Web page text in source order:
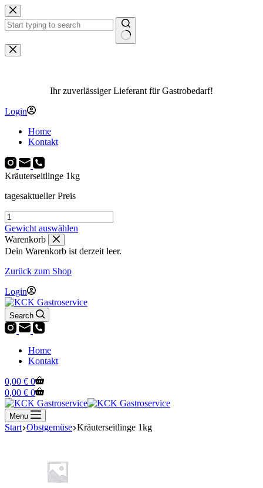
Zum
Inhalt
springen
Keine
Ergebnisse
Ihr zuverlässiger Lieferant für Gastrobedarf!
Login
Home
Kontakt
Kräuterseitlinge 1kg
tagesaktueller Preis
Kräuterseitlinge
1kg
Menge
Gewicht auswählen
Warenkorb
Dein Warenkorb ist derzeit leer.
Zurück zum Shop
Login
Search
Home
Kontakt
Warenkorb
0,00 € 0
Warenkorb
0,00 € 0
Menu
Start Obstgemüse Kräuterseitlinge 1kg